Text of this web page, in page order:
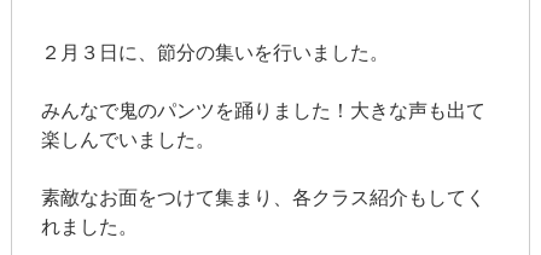
２月３日に、節分の集いを行いました。
みんなで鬼のパンツを踊りました！大きな声も出て
楽しんでいました。
素敵なお面をつけて集まり、各クラス紹介もしてく
れました。